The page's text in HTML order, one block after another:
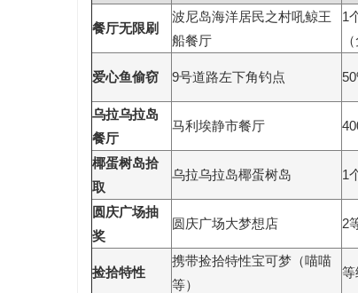
餐厅无限刷
波尼岛海洋居民之村吼鲸王
船餐厅
1
爱心鱼偷窃 9号道路左下角钓点
乌拉乌拉岛
餐厅
马利埃静市餐厅
椰蛋树岛拾
取
乌拉乌拉岛椰蛋树岛 1
圆庆广场抽
奖
圆庆广场大梦想店 2
捡拾特性
携带捡拾特性宝可梦（喵喵
等）
等